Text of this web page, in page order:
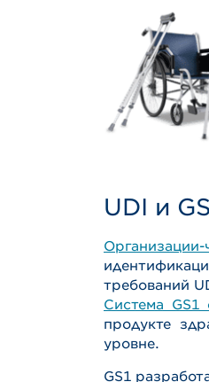
UDI и
требований
Система GS1
продукте
уровне.
GS1